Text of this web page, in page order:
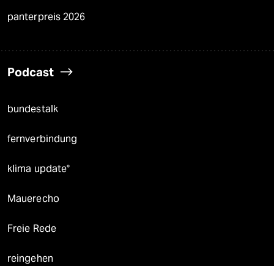
panterpreis 2026
Podcast
bundestalk
fernverbindung
klima update°
Mauerecho
Freie Rede
reingehen